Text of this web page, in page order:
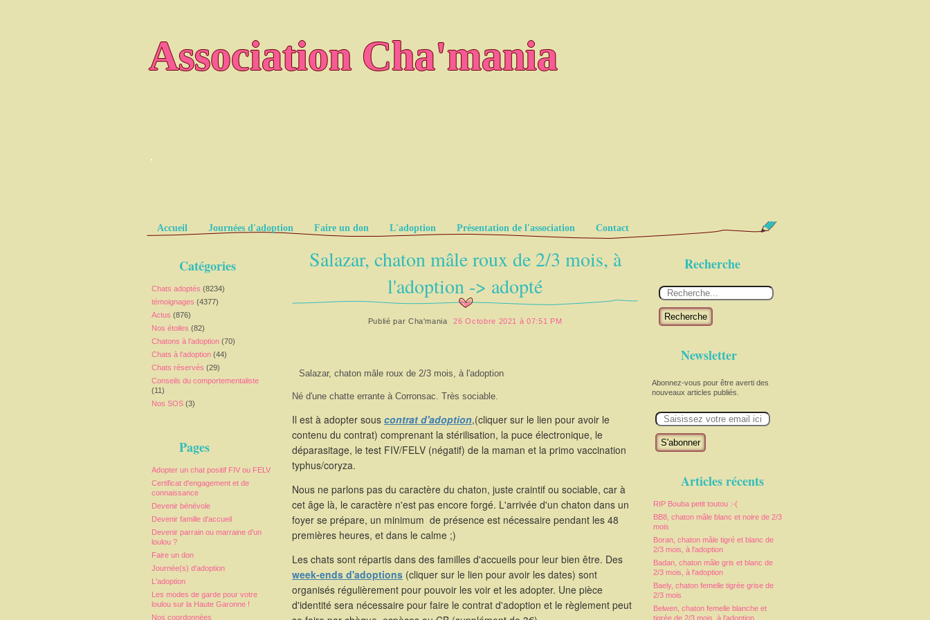
Association Cha'mania
.
Pages
Accueil Journées d'adoption Faire un don L'adoption Présentation de l'association Contact
Catégories
Chats adoptés (8234)
témoignages (4377)
Actus (876)
Nos étoiles (82)
Chatons à l'adoption (70)
Chats à l'adoption (44)
Chats réservés (29)
Conseils du comportementaliste
(11)
Nos SOS (3)
Pages
Adopter un chat positif FIV ou FELV
Certificat d'engagement et de
connaissance
Devenir bénévole
Devenir famille d'accueil
Devenir parrain ou marraine d'un
loulou ?
Faire un don
Journée(s) d'adoption
L'adoption
Les modes de garde pour votre
loulou sur la Haute Garonne !
Nos coordonnées
Recherche
Recherche
Newsletter
Abonnez-vous pour être averti des
nouveaux articles publiés.
m
Articles récents
RIP Bouba petit toutou :-(
BB8, chaton mâle blanc et noire de 2/3
mois
Boran, chaton mâle tigré et blanc de
2/3 mois, à l'adoption
Badan, chaton mâle gris et blanc de
2/3 mois, à l'adoption
Baely, chaton femelle tigrée grise de
2/3 mois
Belwen, chaton femelle blanche et
tigrée de 2/3 mois, à l'adoption
Salazar, chaton mâle roux de 2/3 mois, à
l'adoption -> adopté
Publié par Cha'mania 26 Octobre 2021 à 07:51 PM
Salazar, chaton mâle roux de 2/3 mois, à l'adoption
Né d'une chatte errante à Corronsac. Très sociable.
Il est à adopter sous contrat d'adoption,(cliquer sur le lien pour avoir le
contenu du contrat) comprenant la stérilisation, la puce électronique, le
déparasitage, le test FIV/FELV (négatif) de la maman et la primo vaccination
typhus/coryza.
Nous ne parlons pas du caractère du chaton, juste craintif ou sociable, car à
cet âge là, le caractère n'est pas encore forgé. L'arrivée d'un chaton dans un
foyer se prépare, un minimum de présence est nécessaire pendant les 48
premières heures, et dans le calme ;)
Les chats sont répartis dans des familles d'accueils pour leur bien être. Des
week-ends d'adoptions (cliquer sur le lien pour avoir les dates) sont
organisés régulièrement pour pouvoir les voir et les adopter. Une pièce
d'identité sera nécessaire pour faire le contrat d'adoption et le règlement peut